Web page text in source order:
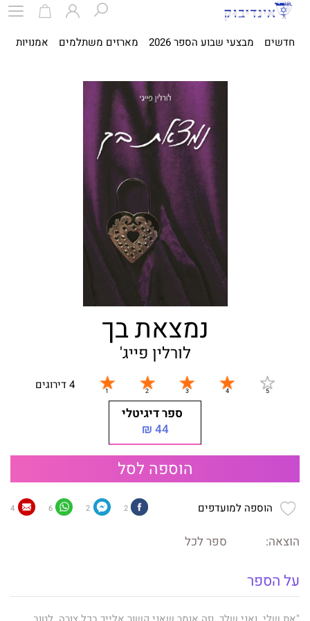
חדשים מבצעי שבוע הספר 2026 מארזים משתלמים אמנויות
נמצאת בך
לורלין פייג'
4 דירוגים
ספר דיגיטלי
44 ₪
הוספה לסל
הוספה למועדפים 2
2
6
4
הוצאה: ספר לכל
על הספר